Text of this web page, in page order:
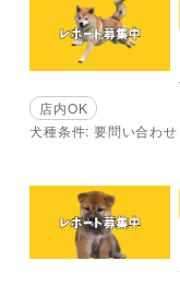
店内OK
犬種条件: 要問い合わせ